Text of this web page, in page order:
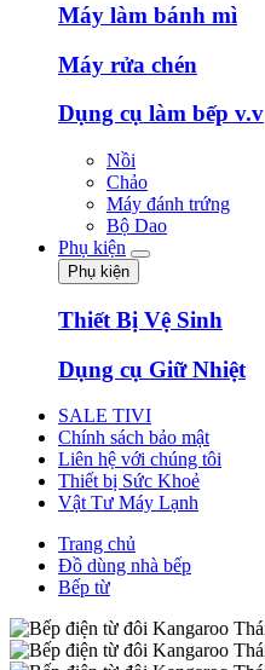
Máy làm bánh mì
Máy rửa chén
Dụng cụ làm bếp v.v
Nồi
Chảo
Máy đánh trứng
Bộ Dao
Phụ kiện
Phụ kiện
Thiết Bị Vệ Sinh
Dụng cụ Giữ Nhiệt
SALE TIVI
Chính sách bảo mật
Liên hệ với chúng tôi
Thiết bị Sức Khoẻ
Vật Tư Máy Lạnh
Trang chủ
Đồ dùng nhà bếp
Bếp từ